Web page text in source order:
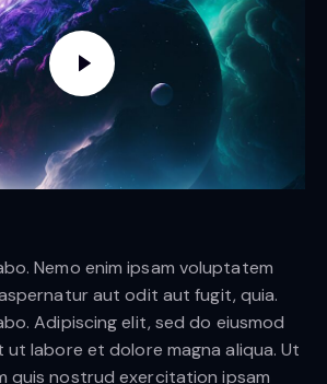
Nemo enim ipsam voluptatem
aut odit aut fugit, quia.
Adipiscing elit, sed do eiusmod
labore et dolore magna aliqua. Ut
quis nostrud exercitation ipsam